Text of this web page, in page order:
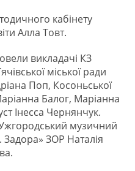
кабінету
Алла Товт.
викладачі КЗ
міської ради
Поп, Косоньської
Балог, Маріанна
Інесса Чернянчук.
музичний
ЗОР Наталія